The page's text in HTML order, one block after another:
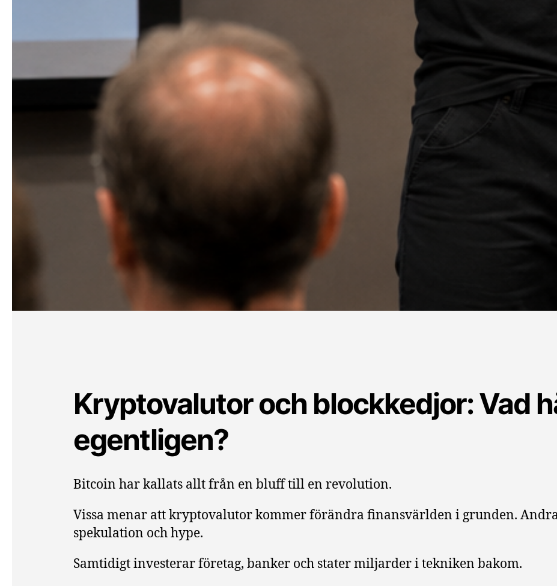
Kryptovalutor och blockkedjor: Vad
egentligen?
Bitcoin har kallats allt från en bluff till en revolution.
Vissa menar att kryptovalutor kommer förändra finansvärlden i grunden.
spekulation och hype.
Samtidigt investerar företag, banker och stater miljarder i tekniken bakom.